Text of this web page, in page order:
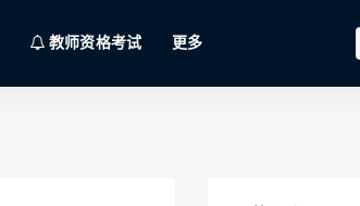
教师资格考试 更多